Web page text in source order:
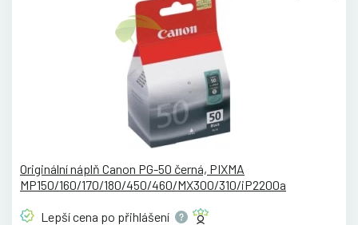
Originální náplň Canon PG-50 černá, PIXMA
MP150/160/170/180/450/460/MX300/310/iP2200a
Lepší cena po přihlášení